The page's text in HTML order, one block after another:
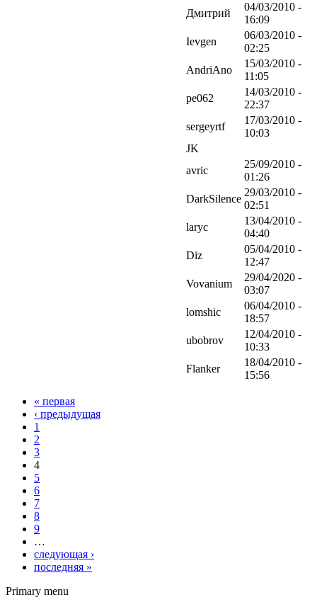
Дмитрий
04/03/2010 -
16:09
Ievgen
06/03/2010 -
02:25
AndriAno
15/03/2010 -
11:05
pe062
14/03/2010 -
22:37
sergeyrtf
17/03/2010 -
10:03
JK
avric
25/09/2010 -
01:26
DarkSilence
29/03/2010 -
02:51
laryc
13/04/2010 -
04:40
Diz
05/04/2010 -
12:47
Vovanium
29/04/2020 -
03:07
lomshic
06/04/2010 -
18:57
ubobrov
12/04/2010 -
10:33
Flanker
18/04/2010 -
15:56
« первая
‹ предыдущая
1
2
3
4
5
6
7
8
9
…
следующая ›
последняя »
Primary menu